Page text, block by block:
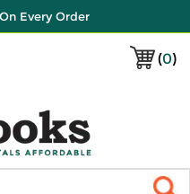
Every Order
(0)